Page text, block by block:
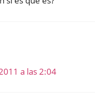
a las 2:04